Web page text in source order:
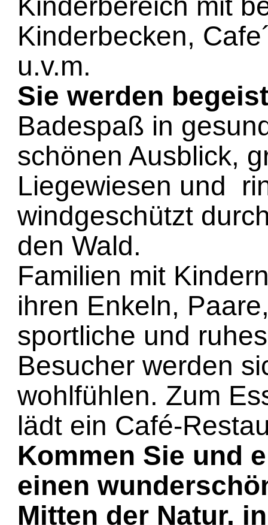
Kinderbecken,
u.v.m.
Sie werden
Badespaß in
schönen Ausblick,
Liegewiesen und
windgeschützt
den Wald.
Familien mit
ihren Enkeln,
sportliche und
Besucher werden
wohlfühlen. Zum
lädt ein Café-
Kommen Sie und
einen
Mitten der Natur,